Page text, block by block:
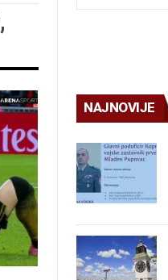
,
NAJNOVIJE